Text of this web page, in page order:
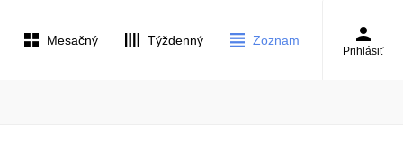
Mesačný Týždenný Zoznam
Prihlásiť